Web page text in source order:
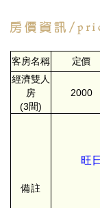
客房名稱 定價
經濟雙人
房
(3間)
2000
備註
旺